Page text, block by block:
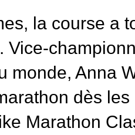
la course a
Vice-
monde, Anna
dès
Marathon